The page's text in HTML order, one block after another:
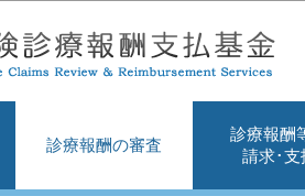
診療報酬の審査
診療報酬
請求･支